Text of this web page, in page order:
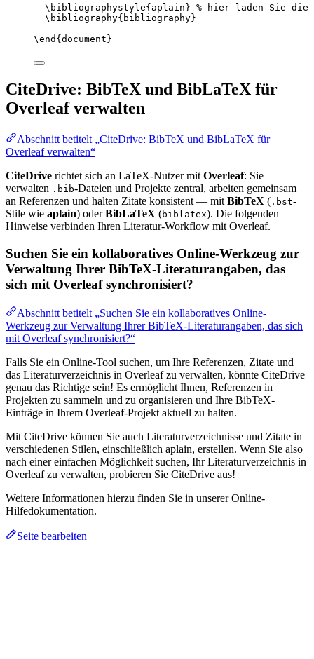
\bibliographystyle{aplain} % hier laden Sie
\bibliography{bibliography}
\end { document }
CiteDrive: BibTeX und BibLaTeX für
Overleaf verwalten
Abschnitt betitelt „CiteDrive: BibTeX und BibLaTeX für
Overleaf verwalten“
CiteDrive richtet sich an LaTeX-Nutzer mit Overleaf: Sie
verwalten .bib-Dateien und Projekte zentral, arbeiten gemeinsam
an Referenzen und halten Zitate konsistent — mit BibTeX ( .bst-
Stile wie aplain) oderBibLaTeX (biblatex). Die folgenden
Hinweise verbinden Ihren Literatur-Workflow mit Overleaf.
Suchen Sie ein kollaboratives Online-Werkzeug zur
Verwaltung Ihrer BibTeX-Literaturangaben, das
sich mit Overleaf synchronisiert?
Abschnitt betitelt „Suchen Sie ein kollaboratives Online-
Werkzeug zur Verwaltung Ihrer BibTeX-Literaturangaben, das sich
mit Overleaf synchronisiert?“
Falls Sie ein Online-Tool suchen, um Ihre Referenzen, Zitate und
das Literaturverzeichnis in Overleaf zu verwalten, könnte CiteDrive
genau das Richtige sein! Es ermöglicht Ihnen, Referenzen in
Projekten zu sammeln und zu organisieren und Ihre BibTeX-
Einträge in Ihrem Overleaf-Projekt aktuell zu halten.
Mit CiteDrive können Sie auch Literaturverzeichnisse und Zitate in
verschiedenen Stilen, einschließlich aplain, erstellen. Wenn Sie also
nach einer einfachen Möglichkeit suchen, Ihr Literaturverzeichnis in
Overleaf zu verwalten, probieren Sie CiteDrive aus!
Weitere Informationen hierzu finden Sie in unserer Online-
Hilfedokumentation.
Seite bearbeiten